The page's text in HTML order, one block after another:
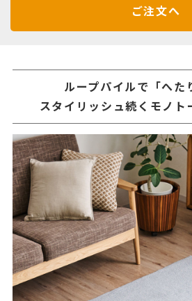
ご注文へ
ループパイルで「へた
スタイリッシュ続くモノト